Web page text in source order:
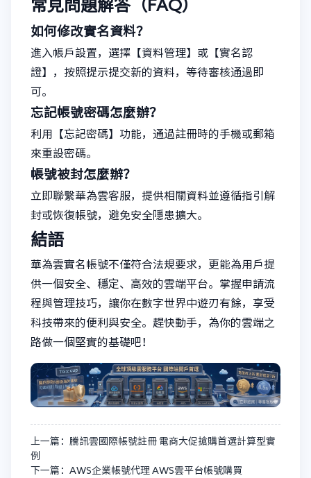
常見問題解答（FAQ）
如何修改實名資料？
進入帳戶設置，選擇【資料管理】或【實名認
證】，按照提示提交新的資料，等待審核通過即
可。
忘記帳號密碼怎麼辦？
利用【忘記密碼】功能，通過註冊時的手機或郵箱
來重設密碼。
帳號被封怎麼辦？
立即聯繫華為雲客服，提供相關資料並遵循指引解
封或恢復帳號，避免安全隱患擴大。
結語
華為雲實名帳號不僅符合法規要求，更能為用戶提
供一個安全、穩定、高效的雲端平台。掌握申請流
程與管理技巧，讓你在數字世界中遊刃有餘，享受
科技帶來的便利與安全。趕快動手，為你的雲端之
路做一個堅實的基礎吧！
上一篇：騰訊雲國際帳號註冊 電商大促搶購首選計算型實
例
下一篇：AWS企業帳號代理 AWS雲平台帳號購買